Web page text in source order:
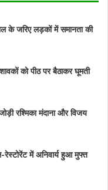
के जरिए लड़कों में समानता की
शावकों को पीठ पर बैठाकर घूमती
रश्मिका मंदाना और विजय
में अनिवार्य हुआ मुफ्त